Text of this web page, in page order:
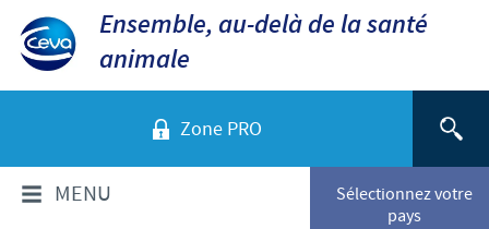
Ensemble, au-delà de la santé
animale
Zone PRO
Sélectionnez votre
pays
MENU